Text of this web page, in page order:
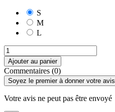
S
M
L
Ajouter au panier
Commentaires (0)
Soyez le premier à donner votre avis
Votre avis ne peut pas être envoyé